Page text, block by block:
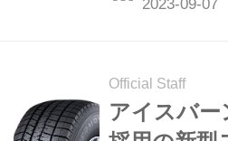
Official Staff
アイスバー